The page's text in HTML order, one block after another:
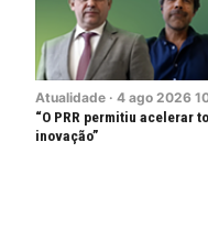
Atualidade · 4 ago 2026
“O PRR permitiu acelerar
inovação”